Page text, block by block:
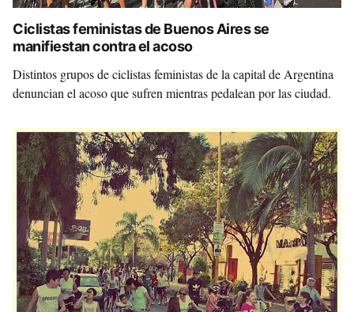
Ciclistas feministas de Buenos Aires se
manifiestan contra el acoso
Distintos grupos de ciclistas feministas de la capital de Argentina
denuncian el acoso que sufren mientras pedalean por las ciudad.